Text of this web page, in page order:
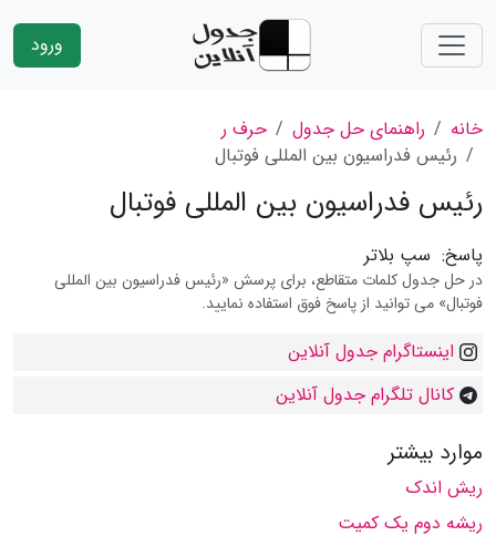
ورود
خانه راهنمای حل جدول
حرف ر
رئیس فدراسیون بین المللی فوتبال
رئیس فدراسیون بین المللی فوتبال
پاسخ: سپ بلاتر
در حل جدول کلمات متقاطع، برای پرسش «رئیس فدراسیون بین المللی
فوتبال» می توانید از پاسخ فوق استفاده نمایید.
اینستاگرام جدول آنلاین
کانال تلگرام جدول آنلاین
موارد بیشتر
ریش اندک
ریشه دوم یک کمیت